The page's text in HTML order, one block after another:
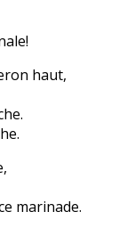
haut,
marinade.